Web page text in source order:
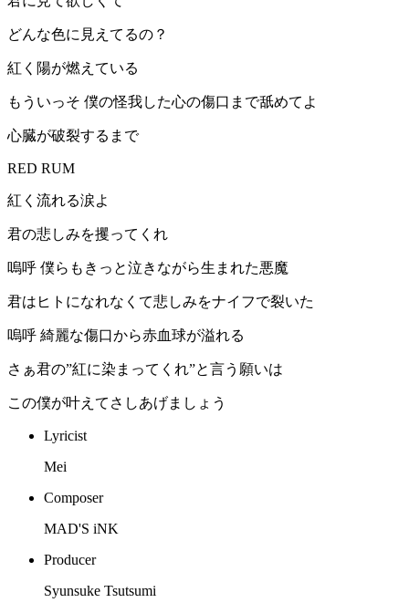
どんな色に見えてるの？
紅く陽が燃えている
もういっそ 僕の怪我した心の傷口まで舐めてよ
心臓が破裂するまで
RED RUM
紅く流れる涙よ
君の悲しみを攫ってくれ
嗚呼 僕らもきっと泣きながら生まれた悪魔
君はヒトになれなくて悲しみをナイフで裂いた
嗚呼 綺麗な傷口から赤血球が溢れる
さぁ君の”紅に染まってくれ”と言う願いは
この僕が叶えてさしあげましょう
Lyricist
Mei
Composer
MAD'S iNK
Producer
Syunsuke Tsutsumi